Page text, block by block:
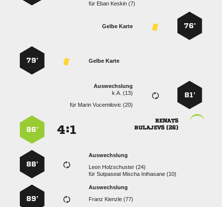
für   
76’
Gelbe Karte
Gelbe Karte
79’
81’
Auswechslung
k.A. (13)
für   

 
:
86’
Auswechslung
  
für   
88’
Auswechslung
  
89’